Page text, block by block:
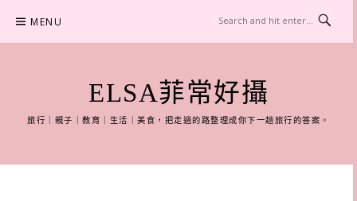
content
MENU
ELSA菲常好攝
旅行｜親子｜教育｜生活｜美食，把走過的路整理成你下一趟旅行的答案。